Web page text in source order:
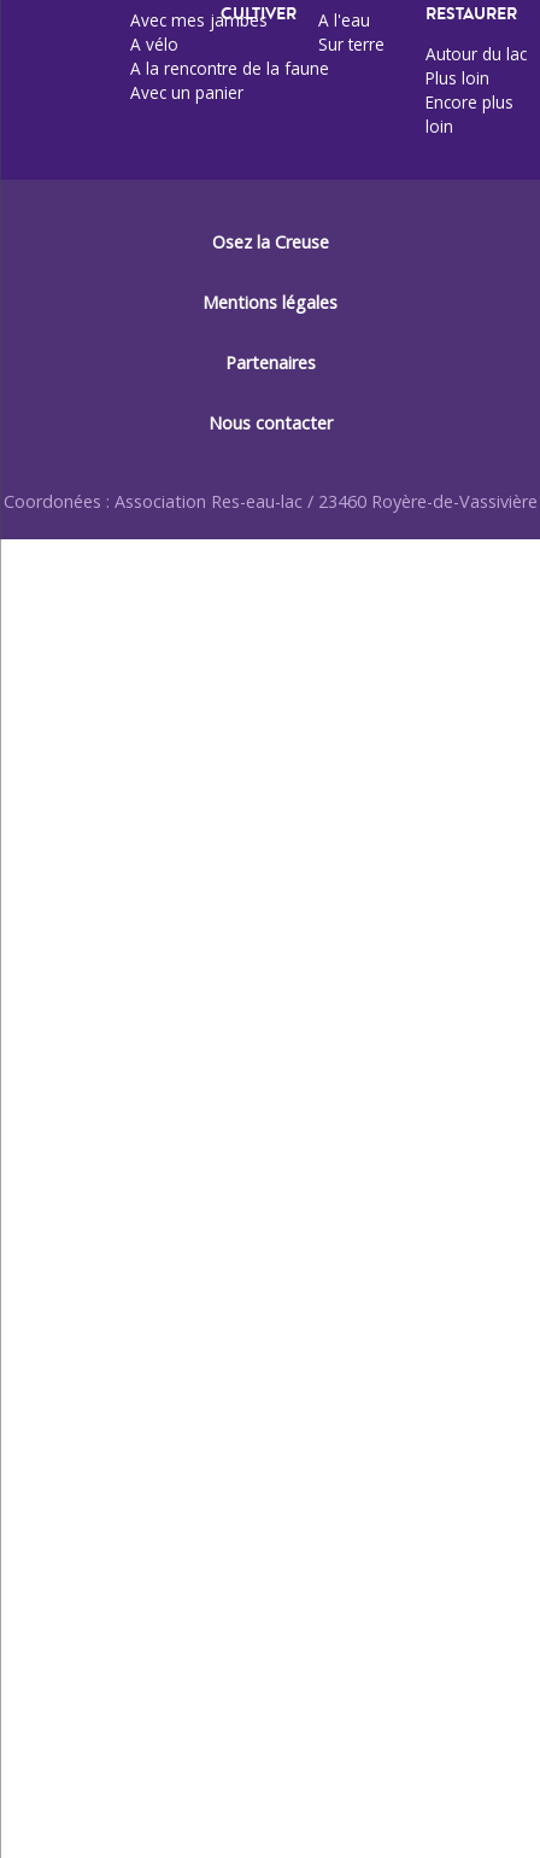
Avec mes jambes
A vélo
A la rencontre de la faune
Avec un panier
CULTIVER
A l'eau
Sur terre
RESTAURER
Autour du lac
Plus loin
Encore plus
loin
Osez la Creuse
Mentions légales
Partenaires
Nous contacter
Coordonées : Association Res-eau-lac / 23460 Royère-de-Vassivière